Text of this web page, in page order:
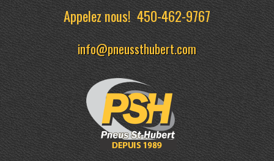
Appelez nous!450-462-9767
info@pneussthubert.com